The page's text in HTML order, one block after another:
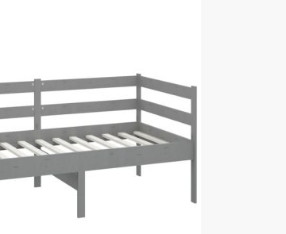
100% полиестер
x 57 см (Ш x Д x В)
x 20 см (Ш x Д x Деб)